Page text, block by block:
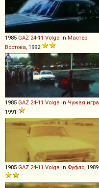
1985 GAZ 24-11 Volga in Мастер
Востока , 1992
1985 GAZ 24-11 Volga in Чужая игра
1991
1985 GAZ 24-11 Volga in Фуфло , 1989